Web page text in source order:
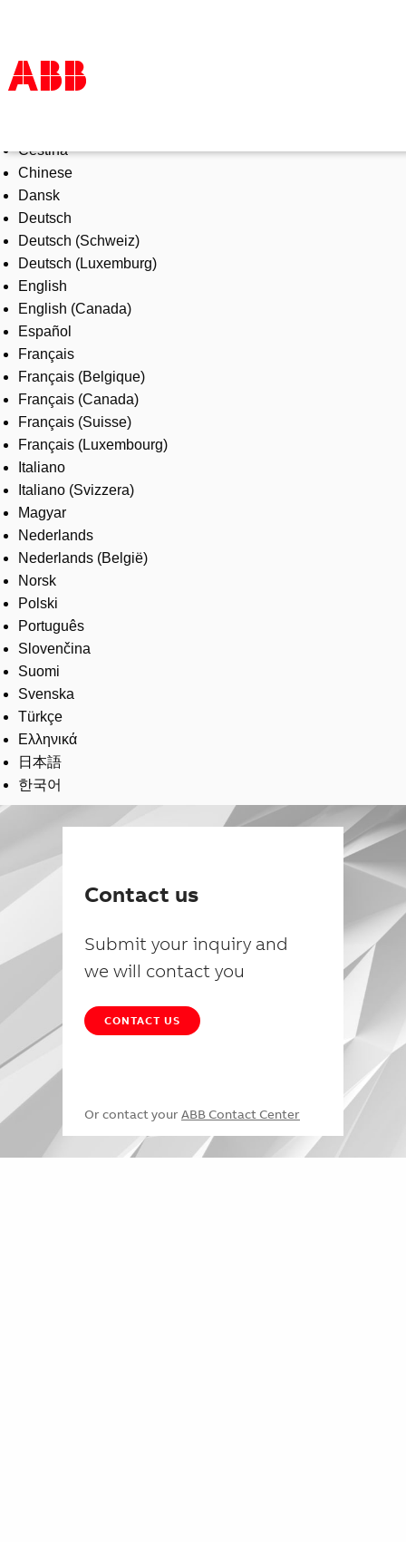
Products & Solutions
Industries
Services
About us
Where to buy
Contact us
Careers
Čeština
Chinese
Dansk
Deutsch
Deutsch (Schweiz)
Deutsch (Luxemburg)
English
English (Canada)
Español
Français
Français (Belgique)
Français (Canada)
Français (Suisse)
Français (Luxembourg)
Italiano
Italiano (Svizzera)
Magyar
Nederlands
Nederlands (België)
Norsk
Polski
Português
Slovenčina
Suomi
Svenska
Türkçe
Ελληνικά
日本語
한국어
Contact us
Submit your inquiry and
we will contact you
CONTACT US
Or contact your ABB Contact Center